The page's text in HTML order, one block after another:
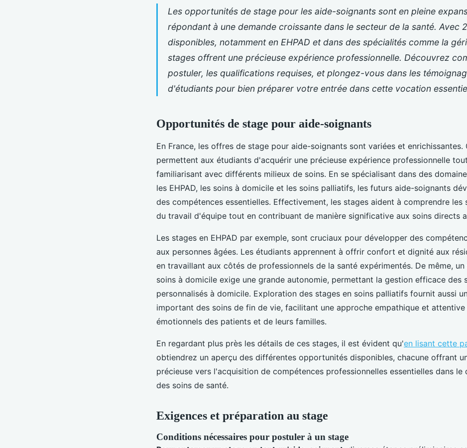
Les opportunités de stage pour les aide-soignants sont en pleine
répondant à une demande croissante dans le secteur de la santé. Avec
disponibles, notamment en EHPAD et dans des spécialités comme la
stages offrent une précieuse expérience professionnelle. Découvrez
postuler, les qualifications requises, et plongez-vous dans les
d'étudiants pour bien préparer votre entrée dans cette vocation
Opportunités de stage pour aide-soignants
En France, les offres de stage pour aide-soignants sont variées et enrichissantes.
permettent aux étudiants d'acquérir une précieuse expérience professionnelle
familiarisant avec différents milieux de soins. En se spécialisant dans des
les EHPAD, les soins à domicile et les soins palliatifs, les futurs aide-soignants
des compétences essentielles. Effectivement, les stages aident à comprendre les
du travail d'équipe tout en contribuant de manière significative aux soins directs
Les stages en EHPAD par exemple, sont cruciaux pour développer des
aux personnes âgées. Les étudiants apprennent à offrir confort et dignité aux
en travaillant aux côtés de professionnels de la santé expérimentés. De même, un
soins à domicile exige une grande autonomie, permettant la gestion efficace des
personnalisés à domicile. Exploration des stages en soins palliatifs fournit aussi
important des soins de fin de vie, facilitant une approche empathique et attentive
émotionnels des patients et de leurs familles.
En regardant plus près les détails de ces stages, il est évident qu'en lisant cette
obtiendrez un aperçu des différentes opportunités disponibles, chacune offrant
précieuse vers l'acquisition de compétences professionnelles essentielles dans le
des soins de santé.
Exigences et préparation au stage
Conditions nécessaires pour postuler à un stage